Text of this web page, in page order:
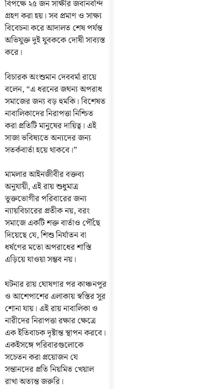
বিপক্ষে ২৫ জন সাক্ষীর জবানবন্দি
গ্রহণ করা হয়। সব প্রমাণ ও সাক্ষ্য
বিবেচনা করে আদালত শেষ পর্যন্ত
অভিযুক্ত দুই যুবককে দোষী সাব্যস্ত
করে।
বিচারক অংশুমান দেববর্মা রায়ে
বলেন, “এ ধরনের জঘন্য অপরাধ
সমাজের জন্য বড় হুমকি। বিশেষত
নাবালিকাদের নিরাপত্তা নিশ্চিত
করা প্রতিটি মানুষের দায়িত্ব। এই
সাজা ভবিষ্যতে অন্যদের জন্য
সতর্কবার্তা হয়ে থাকবে।”
মামলার আইনজীবীর বক্তব্য
অনুযায়ী, এই রায় শুধুমাত্র
ভুক্তভোগীর পরিবারের জন্য
ন্যায়বিচারের প্রতীক নয়, বরং
সমাজে একটি শক্ত বার্তাও পৌঁছে
দিয়েছে যে, শিশু নির্যাতন বা
ধর্ষণের মতো অপরাধের শাস্তি
এড়িয়ে যাওয়া সম্ভব নয়।
ঘটনার রায় ঘোষণার পর কাঞ্চনপুর
ও আশেপাশের এলাকায় স্বস্তির সুর
শোনা যায়। এই রায় নাবালিকা ও
নারীদের নিরাপত্তা রক্ষার ক্ষেত্রে
এক ইতিবাচক দৃষ্টান্ত স্থাপন করবে।
একইসঙ্গে পরিবারগুলোকে
সচেতন করা প্রয়োজন যে
সন্তানদের প্রতি নিয়মিত খেয়াল
রাখা অত্যন্ত জরুরি।